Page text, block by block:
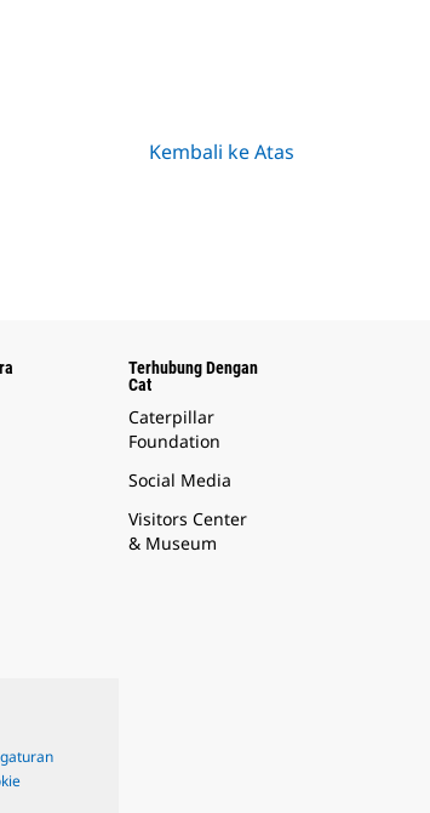
Kembali ke Atas
Terhubung Dengan
Cat
Caterpillar
Foundation
Social Media
Visitors Center
& Museum